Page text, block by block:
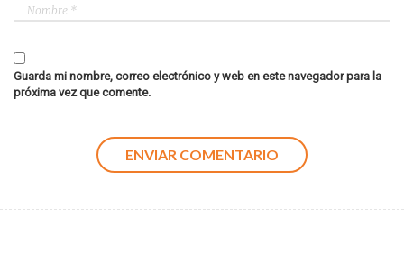
Guarda mi nombre, correo electrónico y web en este navegador para la
próxima vez que comente.